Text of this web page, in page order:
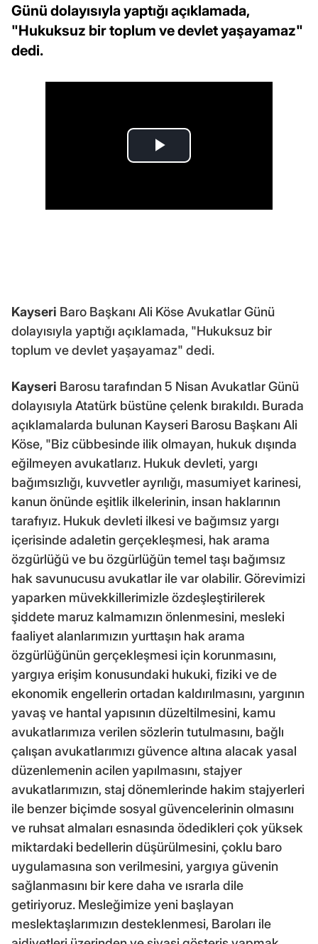
Günü dolayısıyla yaptığı açıklamada,
"Hukuksuz bir toplum ve devlet yaşayamaz"
dedi.
Kayseri Baro Başkanı Ali Köse Avukatlar Günü
dolayısıyla yaptığı açıklamada, "Hukuksuz bir
toplum ve devlet yaşayamaz" dedi.
Kayseri Barosu tarafından 5 Nisan Avukatlar Günü
dolayısıyla Atatürk büstüne çelenk bırakıldı. Burada
açıklamalarda bulunan Kayseri Barosu Başkanı Ali
Köse, "Biz cübbesinde ilik olmayan, hukuk dışında
eğilmeyen avukatlarız. Hukuk devleti, yargı
bağımsızlığı, kuvvetler ayrılığı, masumiyet karinesi,
kanun önünde eşitlik ilkelerinin, insan haklarının
tarafıyız. Hukuk devleti ilkesi ve bağımsız yargı
içerisinde adaletin gerçekleşmesi, hak arama
özgürlüğü ve bu özgürlüğün temel taşı bağımsız
hak savunucusu avukatlar ile var olabilir. Görevimizi
yaparken müvekkillerimizle özdeşleştirilerek
şiddete maruz kalmamızın önlenmesini, mesleki
faaliyet alanlarımızın yurttaşın hak arama
özgürlüğünün gerçekleşmesi için korunmasını,
yargıya erişim konusundaki hukuki, fiziki ve de
ekonomik engellerin ortadan kaldırılmasını, yargının
yavaş ve hantal yapısının düzeltilmesini, kamu
avukatlarımıza verilen sözlerin tutulmasını, bağlı
çalışan avukatlarımızı güvence altına alacak yasal
düzenlemenin acilen yapılmasını, stajyer
avukatlarımızın, staj dönemlerinde hakim stajyerleri
ile benzer biçimde sosyal güvencelerinin olmasını
ve ruhsat almaları esnasında ödedikleri çok yüksek
miktardaki bedellerin düşürülmesini, çoklu baro
uygulamasına son verilmesini, yargıya güvenin
sağlanmasını bir kere daha ve ısrarla dile
getiriyoruz. Mesleğimize yeni başlayan
meslektaşlarımızın desteklenmesi, Baroları ile